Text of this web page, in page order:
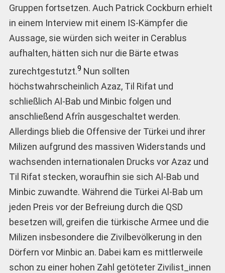
Gruppen fortsetzen. Auch Patrick Cockburn erhielt
in einem Interview mit einem IS-Kämpfer die
Aussage, sie würden sich weiter in Cerablus
aufhalten, hätten sich nur die Bärte etwas
zurechtgestutzt.9 Nun sollten
höchstwahrscheinlich Azaz, Til Rifat und
schließlich Al-Bab und Minbic folgen und
anschließend Afrîn ausgeschaltet werden.
Allerdings blieb die Offensive der Türkei und ihrer
Milizen aufgrund des massiven Widerstands und
wachsenden internationalen Drucks vor Azaz und
Til Rifat stecken, woraufhin sie sich Al-Bab und
Minbic zuwandte. Während die Türkei Al-Bab um
jeden Preis vor der Befreiung durch die QSD
besetzen will, greifen die türkische Armee und die
Milizen insbesondere die Zivilbevölkerung in den
Dörfern vor Minbic an. Dabei kam es mittlerweile
schon zu einer hohen Zahl getöteter Zivilist_innen